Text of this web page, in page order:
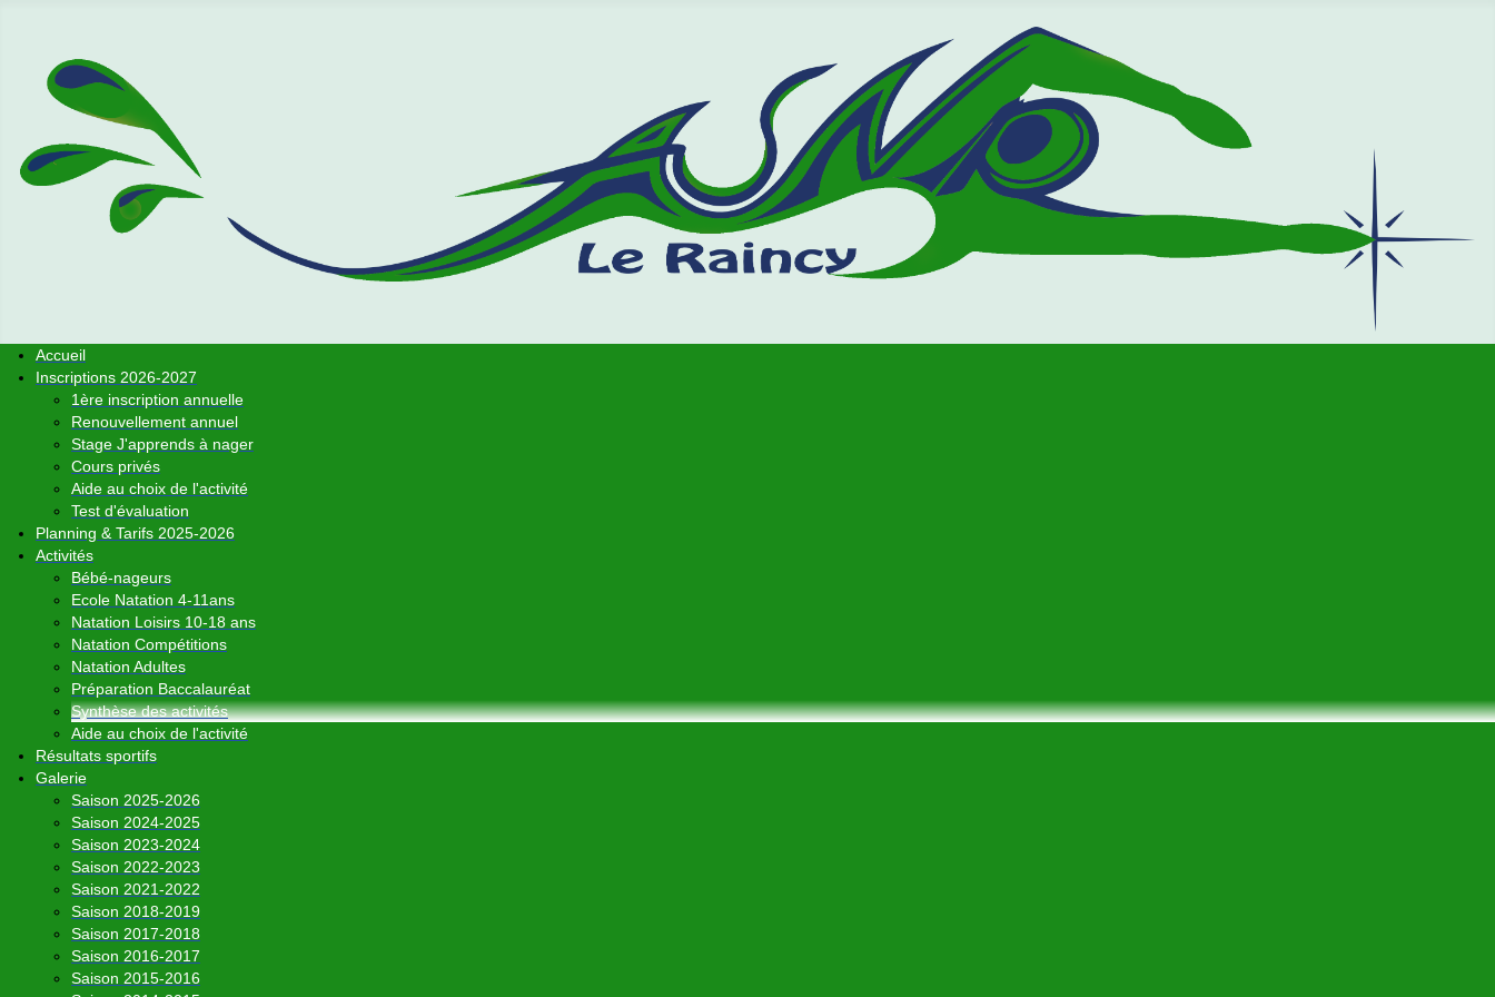
Accueil
Inscriptions 2026-2027
1ère inscription annuelle
Renouvellement annuel
Stage J'apprends à nager
Cours privés
Aide au choix de l'activité
Test d'évaluation
Planning & Tarifs 2025-2026
Activités
Bébé-nageurs
Ecole Natation 4-11ans
Natation Loisirs 10-18 ans
Natation Compétitions
Natation Adultes
Préparation Baccalauréat
Synthèse des activités
Aide au choix de l'activité
Résultats sportifs
Galerie
Saison 2025-2026
Saison 2024-2025
Saison 2023-2024
Saison 2022-2023
Saison 2021-2022
Saison 2018-2019
Saison 2017-2018
Saison 2016-2017
Saison 2015-2016